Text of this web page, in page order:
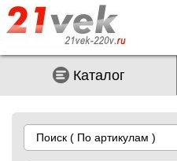
Каталог
Поиск ( По артикулам )